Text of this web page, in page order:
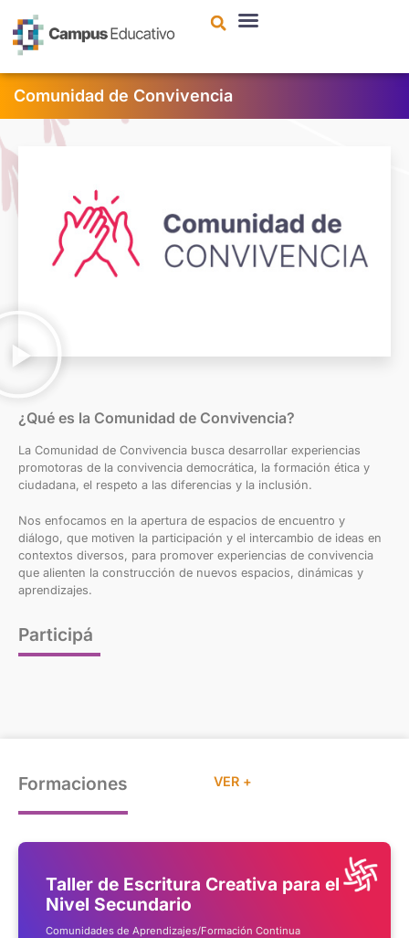
Comunidad de Convivencia
¿Qué es la Comunidad de Convivencia?
La Comunidad de Convivencia busca desarrollar experiencias
promotoras de la convivencia democrática, la formación ética y
ciudadana, el respeto a las diferencias y la inclusión.
Nos enfocamos en la apertura de espacios de encuentro y
diálogo, que motiven la participación y el intercambio de ideas en
contextos diversos, para promover experiencias de convivencia
que alienten la construcción de nuevos espacios, dinámicas y
aprendizajes.
Participá
Formaciones VER +
Taller de Escritura Creativa para el
Nivel Secundario
Comunidades de Aprendizajes/Formación Continua